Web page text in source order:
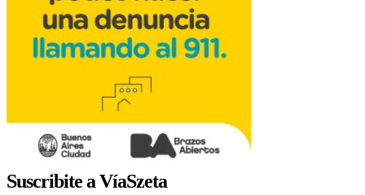
Suscribite a VíaSzeta